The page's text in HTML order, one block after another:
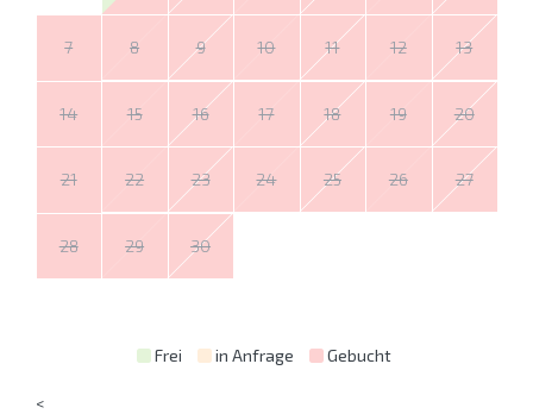
7 8 9 10 11 12 13
14 15 16 17 18 19 20
21 22 23 24 25 26 27
28 29 30
Frei in Anfrage Gebucht
<